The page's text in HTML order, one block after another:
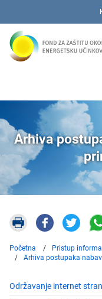
Arhiva
Početna Pristup
Arhiva postupaka
Održavanje internet